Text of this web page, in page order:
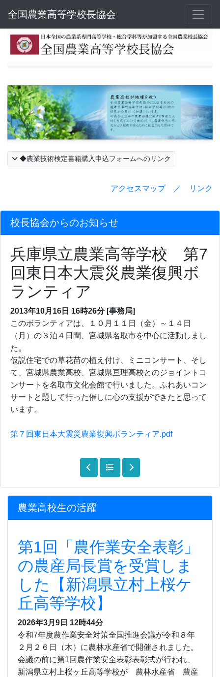
全国農業高等学校長協会
◆農業技術検定書籍購入申込フォームへのリンク
アクセスマップ ／ リンク
校長協会からのお知らせ
兵庫県立農業高等学校 第7
回東日本大震災農業復興ボ
ランティア
2013年10月16日 16時26分 [事務局]
このボランティアは、１０月１１日（金）～１４日
（月）の３泊４日間、宮城県名取市を中心に活動しまし
た。
仮説住宅での草花苗の植え付け、ミニコンサート、そし
て、宮城県農業高校、宮城県亘理高校とのジョイントコ
ンサートを名取市文化会館で行いました。ふれあいコン
サートと題して行った催しに心の支援ができたと思って
います。
第７回東日本大震災農業復興ボランティア.pdf
農業高校生の活躍
第1回「農作業安全表彰」
の農産局長賞を受賞しま
した【新潟県立村上桜ケ
丘高等学校】
2026年3月9日 12時44分
令和7年度農作業安全対策全国推進会議が令和８年
２月２６日（木）に農林水産省で開催されました。
会議の前に第1回農作業安全表彰表彰式が行われ、
新潟県立村上桜ヶ丘高等学校が 農林水産省 農産